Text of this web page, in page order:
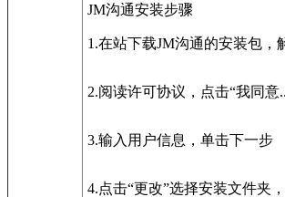
JM沟通安装步骤
1.在站下载JM沟通的安装包，
2.阅读许可协议，点击“我同意
3.输入用户信息，单击下一步
4.点击“更改”选择安装文件夹